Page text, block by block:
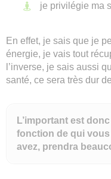
je privilégie ma
En effet, je sais que je
énergie, je vais tout
l’inverse, je sais aussi
santé, ce sera très dur
L’important est
fonction de qui
avez, prendra